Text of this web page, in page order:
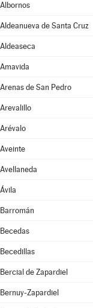
Albornos
Aldeanueva de Santa Cruz
Aldeaseca
Amavida
Arenas de San Pedro
Arevalillo
Arévalo
Aveinte
Avellaneda
Ávila
Barromán
Becedas
Becedillas
Bercial de Zapardiel
Bernuy-Zapardiel